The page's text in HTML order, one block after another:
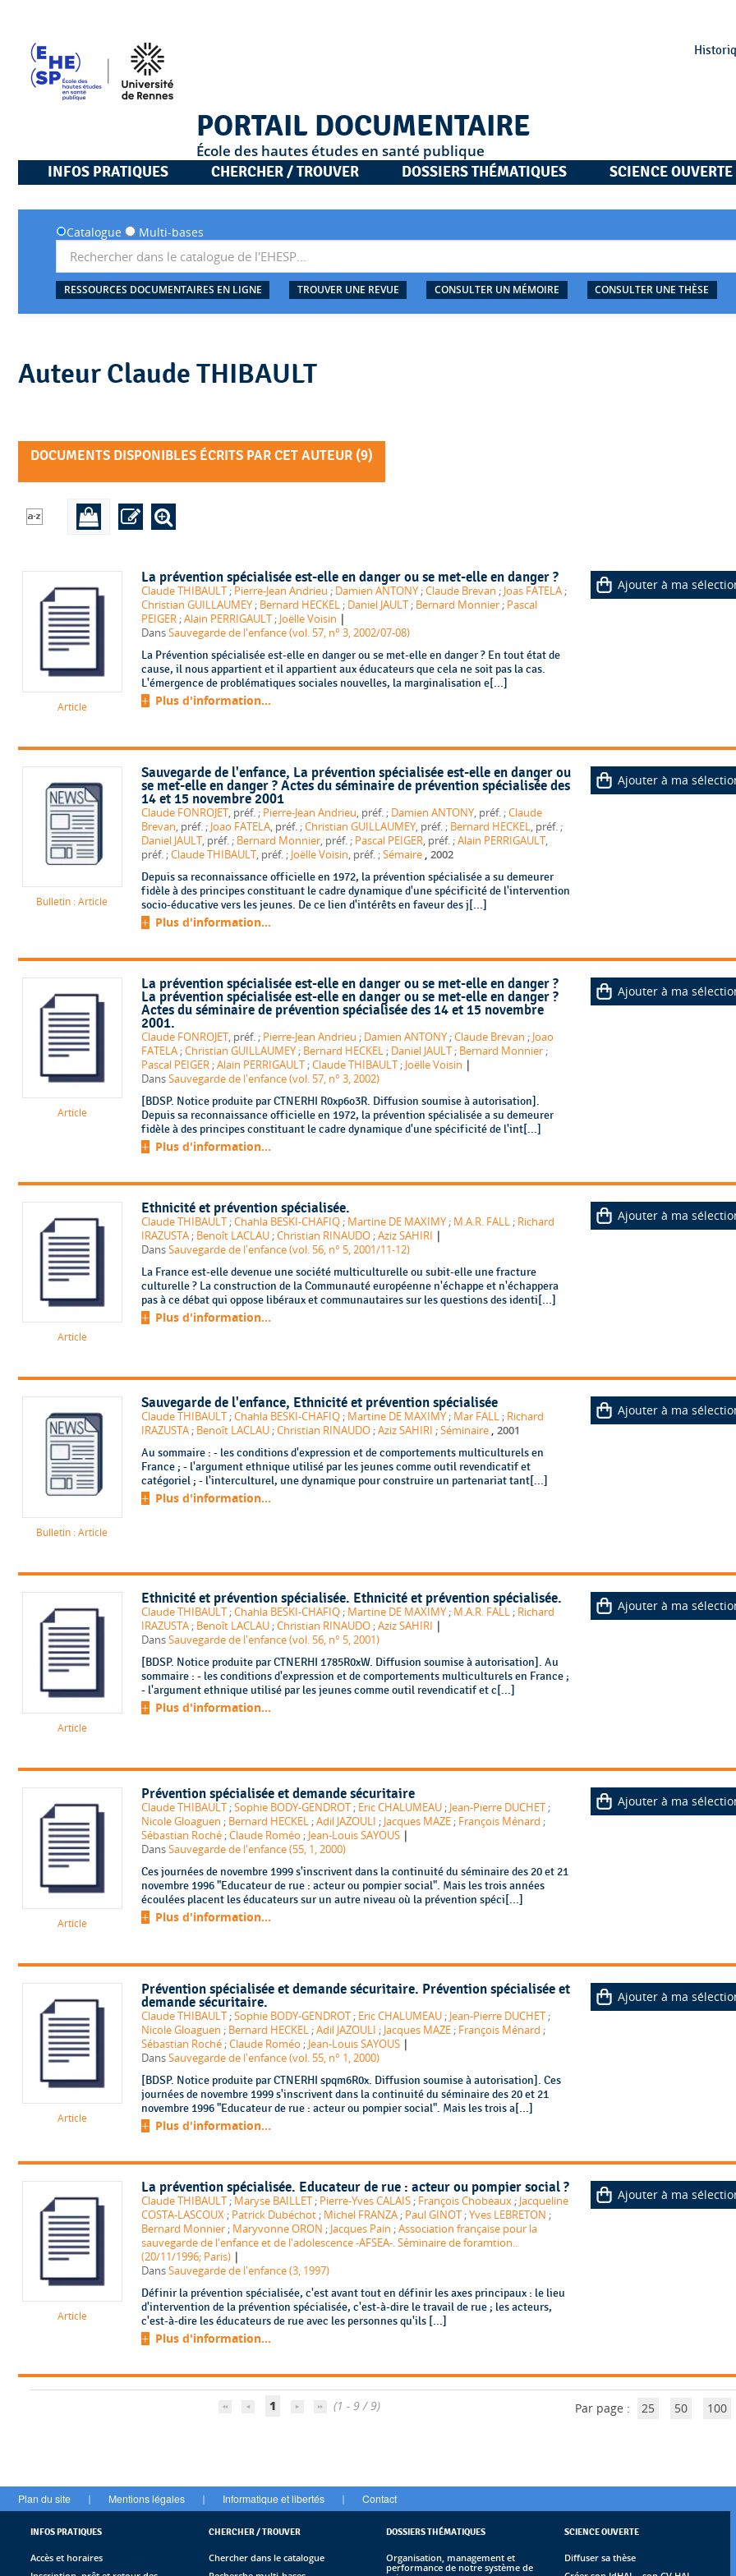
PORTAIL DOCUMENTAIRE
École des hautes études en santé publique
INFOS PRATIQUES
CHERCHER / TROUVER DOSSIERS THÉMATIQUES SCIENCE OUVERTE
Catalogue Multi-bases
RESSOURCES DOCUMENTAIRES EN LIGNE TROUVER UNE REVUE CONSULTER UN MÉMOIRE CONSULTER UNE THÈSE
Auteur Claude THIBAULT
DOCUMENTS DISPONIBLES ÉCRITS PAR CET AUTEUR (9)
Article
La prévention spécialisée est-elle en danger ou se met-elle en danger ?
Claude THIBAULT ; Pierre-Jean Andrieu ; Damien ANTONY ;Claude Brevan ; Joas FATELA ;
Christian GUILLAUMEY ; Bernard HECKEL ; Daniel JAULT ; Bernard Monnier ; Pascal
PEIGER ;Alain PERRIGAULT ; Joëlle Voisin |
DansSauvegarde de l'enfance (vol. 57, n° 3, 2002/07-08)
La Prévention spécialisée est-elle en danger ou se met-elle en danger ? En tout état de
cause, il nous appartient et il appartient aux éducateurs que cela ne soit pas la cas.
L'émergence de problématiques sociales nouvelles, la marginalisation e[...]
Plus d'information...
Ajouter à ma
Bulletin : Article
Sauvegarde de l'enfance, La prévention spécialisée est-elle en danger ou
se met-elle en danger ? Actes du séminaire de prévention spécialisée des
14 et 15 novembre 2001
Claude FONROJET , préf. ; Pierre-Jean Andrieu , préf. ; Damien ANTONY , préf. ;Claude
Brevan
, préf. ; Joao FATELA , préf. ;Christian GUILLAUMEY , préf. ; Bernard HECKEL
, préf. ;
Daniel JAULT
, préf. ; Bernard Monnier , préf. ; Pascal PEIGER , préf. ;Alain PERRIGAULT,
préf. ;Claude THIBAULT , préf. ; Joëlle Voisin , préf. ;Sémaire 2002
Depuis sa reconnaissance officielle en 1972, la prévention spécialisée a su demeurer
fidèle à des principes constituant le cadre dynamique d'une spécificité de l'intervention
socio-éducative vers les jeunes. De ce lien d'intérêts en faveur des j[...]
Plus d'information...
Ajouter à ma
Article
La prévention spécialisée est-elle en danger ou se met-elle en danger ?
La prévention spécialisée est-elle en danger ou se met-elle en danger ?
Actes du séminaire de prévention spécialisée des 14 et 15 novembre
2001.
Claude FONROJET , préf. ; Pierre-Jean Andrieu ; Damien ANTONY ;Claude Brevan ; Joao
FATELA ;Christian GUILLAUMEY ; Bernard HECKEL ; Daniel JAULT ; Bernard Monnier ;
Pascal PEIGER ;Alain PERRIGAULT ;Claude THIBAULT ; Joëlle Voisin |
DansSauvegarde de l'enfance (vol. 57, n° 3, 2002)
[BDSP. Notice produite par CTNERHI R0xp6o3R. Diffusion soumise à autorisation].
Depuis sa reconnaissance officielle en 1972, la prévention spécialisée a su demeurer
fidèle à des principes constituant le cadre dynamique d'une spécificité de l'int[...]
Plus d'information...
Ajouter à ma
Article
Ethnicité et prévention spécialisée.
Claude THIBAULT ;Chahla BESKI-CHAFIQ ; Martine DE MAXIMY ; M.A.R. FALL ; Richard
IRAZUSTA ; Benoît LACLAU ;Christian RINAUDO ;Aziz SAHIRI |
DansSauvegarde de l'enfance (vol. 56, n° 5, 2001/11-12)
La France est-elle devenue une société multiculturelle ou subit-elle une fracture
culturelle ? La construction de la Communauté européenne n'échappe et n'échappera
pas à ce débat qui oppose libéraux et communautaires sur les questions des identi[...]
Plus d'information...
Ajouter à ma
Bulletin : Article
Sauvegarde de l'enfance, Ethnicité et prévention spécialisée
Claude THIBAULT ;Chahla BESKI-CHAFIQ ; Martine DE MAXIMY ; Mar FALL ; Richard
IRAZUSTA ; Benoît LACLAU ;Christian RINAUDO ;Aziz SAHIRI ;Séminaire , 2001
Au sommaire : - les conditions d'expression et de comportements multiculturels en
France ; - l'argument ethnique utilisé par les jeunes comme outil revendicatif et
catégoriel ; - l'interculturel, une dynamique pour construire un partenariat tant[...]
Plus d'information...
Ajouter à ma
Article
Ethnicité et prévention spécialisée. Ethnicité et prévention spécialisée.
Claude THIBAULT ;Chahla BESKI-CHAFIQ ; Martine DE MAXIMY ; M.A.R. FALL ; Richard
IRAZUSTA ; Benoît LACLAU ;Christian RINAUDO ;Aziz SAHIRI |
DansSauvegarde de l'enfance (vol. 56, n° 5, 2001)
[BDSP. Notice produite par CTNERHI 1785R0xW. Diffusion soumise à autorisation]. Au
sommaire : - les conditions d'expression et de comportements multiculturels en France ;
- l'argument ethnique utilisé par les jeunes comme outil revendicatif et c[...]
Plus d'information...
Ajouter à ma
Article
Prévention spécialisée et demande sécuritaire
Claude THIBAULT ;Sophie BODY-GENDROT ; Eric CHALUMEAU ; Jean-Pierre DUCHET ;
Nicole Gloaguen ; Bernard HECKEL ;Adil JAZOULI ; Jacques MAZE ; François Ménard ;
Sébastian Roché ;Claude Roméo ; Jean-Louis SAYOUS |
DansSauvegarde de l'enfance (55, 1, 2000)
Ces journées de novembre 1999 s'inscrivent dans la continuité du séminaire des 20 et 21
novembre 1996 "Educateur de rue : acteur ou pompier social". Mais les trois années
écoulées placent les éducateurs sur un autre niveau où la prévention spéci[...]
Plus d'information...
Ajouter à ma
Article
Prévention spécialisée et demande sécuritaire. Prévention spécialisée et
demande sécuritaire.
Claude THIBAULT ;Sophie BODY-GENDROT ; Eric CHALUMEAU ; Jean-Pierre DUCHET ;
Nicole Gloaguen ; Bernard HECKEL ;Adil JAZOULI ; Jacques MAZE ; François Ménard ;
Sébastian Roché ;Claude Roméo ; Jean-Louis SAYOUS |
DansSauvegarde de l'enfance (vol. 55, n° 1, 2000)
[BDSP. Notice produite par CTNERHI spqm6R0x. Diffusion soumise à autorisation]. Ces
journées de novembre 1999 s'inscrivent dans la continuité du séminaire des 20 et 21
novembre 1996 "Educateur de rue : acteur ou pompier social". Mais les trois a[...]
Plus d'information...
Ajouter à ma
Article
La prévention spécialisée. Educateur de rue : acteur ou pompier social ?
Claude THIBAULT ; Maryse BAILLET ; Pierre-Yves CALAIS ; François Chobeaux ; Jacqueline
COSTA-LASCOUX ; Patrick Dubéchot ; Michel FRANZA ; Paul GINOT ;Yves LEBRETON ;
Bernard Monnier ; Maryvonne ORON ; Jacques Pain ;Association française pour la
sauvegarde de l'enfance et de l'adolescence -AFSEA-. Séminaire de foramtion..
(20/11/1996; Paris) |
DansSauvegarde de l'enfance (3, 1997)
Définir la prévention spécialisée, c'est avant tout en définir les axes principaux : le lieu
d'intervention de la prévention spécialisée, c'est-à-dire le travail de rue ; les acteurs,
c'est-à-dire les éducateurs de rue avec les personnes qu'ils [...]
Plus d'information...
Ajouter à ma
1 (1 - 9 / 9) Par page : 25 50 100
Plan du site | Mentions légales | Informatique et libertés | Contact
INFOS PRATIQUES
Accès et horaires
CHERCHER / TROUVER
Chercher dans le catalogue
DOSSIERS THÉMATIQUES
Organisation, management et
performance de notre système de
SCIENCE OUVERTE
Diffuser sa thèse